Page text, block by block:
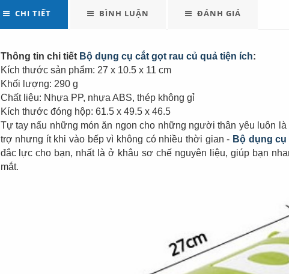
CHI TIẾT BÌNH LUẬN ĐÁNH GIÁ
Thông tin chi tiết Bộ dụng cụ cắt gọt rau củ quả tiện ích:
Kích thước sản phẩm: 27 x 10.5 x 11 cm
Khối lượng: 290 g
Chất liệu: Nhựa PP, nhựa ABS, thép không gỉ
Kích thước đóng hộp: 61.5 x 49.5 x 46.5
Tự tay nấu những món ăn ngon cho những người thân yêu luôn
trợ nhưng ít khi vào bếp vì không có nhiều thời gian - Bộ dụng
đắc lực cho bạn, nhất là ở khâu sơ chế nguyên liệu, giúp bạn
mắt.
Đèn tích điện xách
tay cao cấp...
Đèn tích điện cao
cấp KM 792C
Máy xay sinh tố đa
490.000
Quạt đứng công
nghiệp Centron